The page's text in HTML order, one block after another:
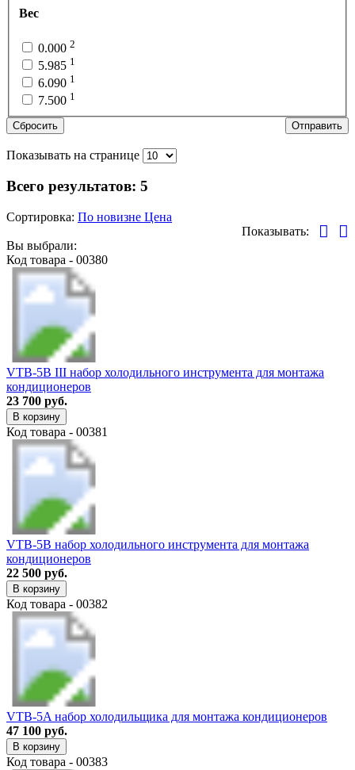
Вес
0.000 2
5.985 1
6.090 1
7.500 1
Сбросить Отправить
Показывать на странице
Всего результатов: 5
Сортировка: По новизне Цена
Показывать:
Вы выбрали:
Код товара - 00380
VTB-5B III набор холодильного инструмента для монтажа
кондиционеров
23 700 руб.
В корзину
Код товара - 00381
VTB-5B набор холодильного инструмента для монтажа
кондиционеров
22 500 руб.
В корзину
Код товара - 00382
VTB-5A набор холодильщика для монтажа кондиционеров
47 100 руб.
В корзину
Код товара - 00383